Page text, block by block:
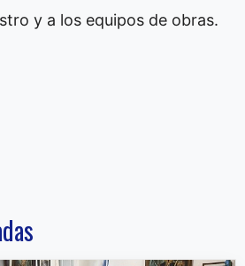
y a los equipos de obras.